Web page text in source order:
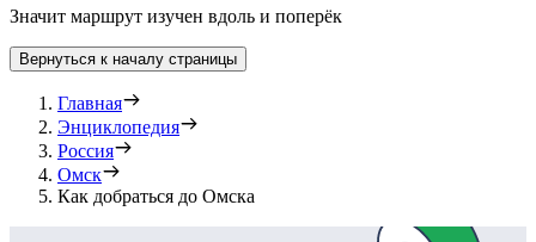
Значит маршрут изучен вдоль и поперёк
Вернуться к началу страницы
Главная
Энциклопедия
Россия
Омск
Как добраться до Омска